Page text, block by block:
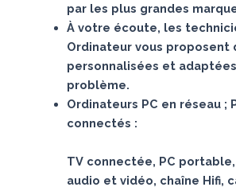
par les plus grandes
À votre écoute, les
Ordinateur vous proposent
personnalisées et
problème.
Ordinateurs PC en réseau ;
connectés :
TV connectée, PC portable,
audio et vidéo, chaîne Hifi,